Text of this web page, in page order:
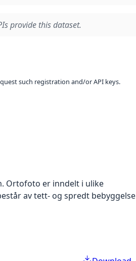
provide this dataset.
such registration and/or API keys.
Ortofoto er inndelt i ulike
av tett- og spredt bebyggelse